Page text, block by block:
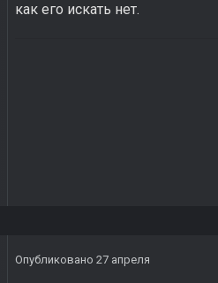
как его искать нет.
Опубликовано 27 апреля